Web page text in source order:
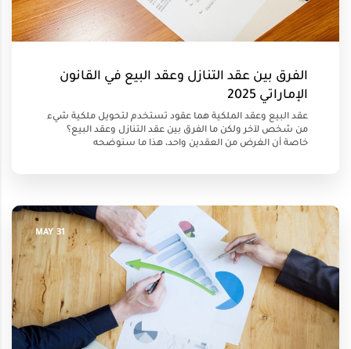
الفرق بين عقد التنازل وعقد البيع في القانون
الإماراتي 2025
عقد البيع وعقد الملكية هما عقود تُستخدم لتحويل ملكية شيء
من شخص لآخر ولكن ما الفرق بين عقد التنازل وعقد البيع؟
خاصة أن الغرض من العقدين واحد، هذا ما سنوضحه
31 MAY